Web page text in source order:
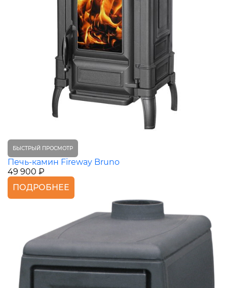
БЫСТРЫЙ ПРОСМОТР
Печь-камин Fireway Bruno
49 900 ₽
ПОДРОБНЕЕ